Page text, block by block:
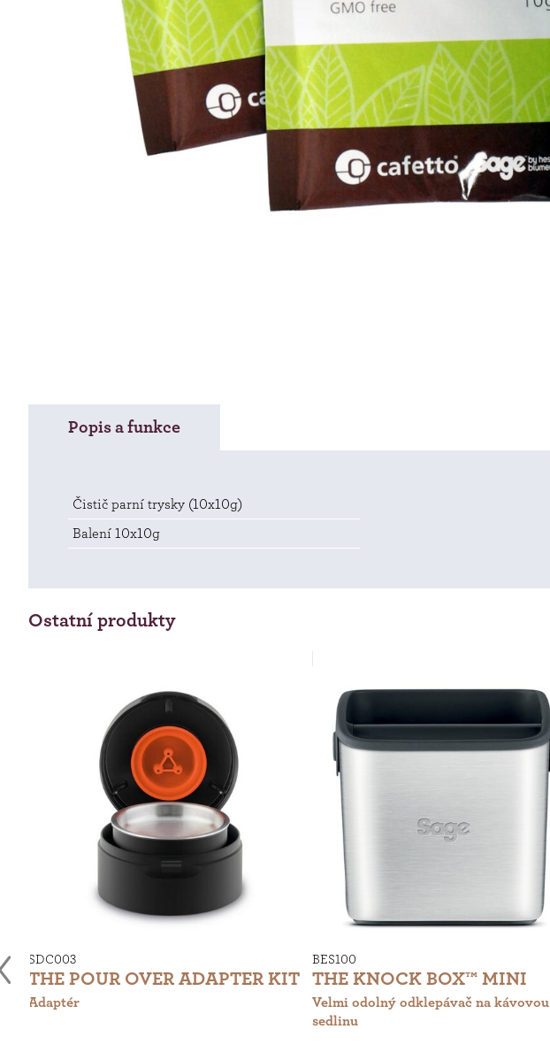
Popis a funkce
Čistič parní trysky (10x10g)
Balení 10x10g
Ostatní produkty
SDC003
THE POUR OVER ADAPTER KIT
Adaptér
BES100
THE KNOCK BOX™ MINI
Velmi odolný odklepávač na kávovou
sedlinu